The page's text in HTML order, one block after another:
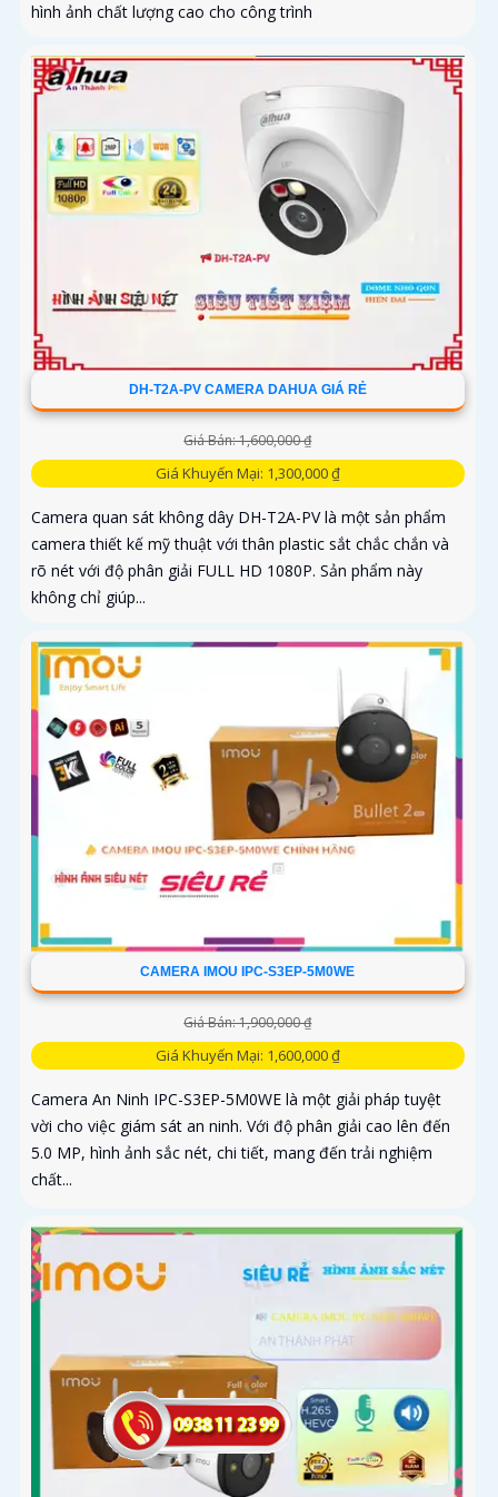
hình ảnh chất lượng cao cho công trình
DH-T2A-PV CAMERA DAHUA GIÁ RẺ
Giá Bán: 1,600,000 ₫
Giá Khuyến Mại: 1,300,000 ₫
Camera quan sát không dây DH-T2A-PV là một sản phẩm
camera thiết kế mỹ thuật với thân plastic sắt chắc chắn và
rõ nét với độ phân giải FULL HD 1080P. Sản phẩm này
không chỉ giúp...
CAMERA IMOU IPC-S3EP-5M0WE
Giá Bán: 1,900,000 ₫
Giá Khuyến Mại: 1,600,000 ₫
Camera An Ninh IPC-S3EP-5M0WE là một giải pháp tuyệt
vời cho việc giám sát an ninh. Với độ phân giải cao lên đến
5.0 MP, hình ảnh sắc nét, chi tiết, mang đến trải nghiệm
chất...